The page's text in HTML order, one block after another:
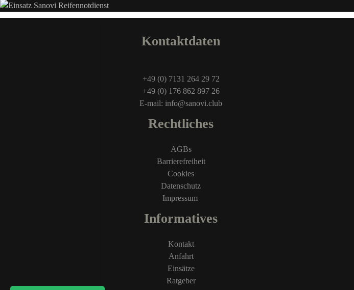
Kontaktdaten
+49 (0) 7131 264 29 72
+49 (0) 176 862 897 26
E-mail: info@sanovi.club
Rechtliches
AGBs
Barrierefreiheit
Cookies
Datenschutz
Impressum
Informatives
Kontakt
Anfahrt
Einsätze
Ratgeber